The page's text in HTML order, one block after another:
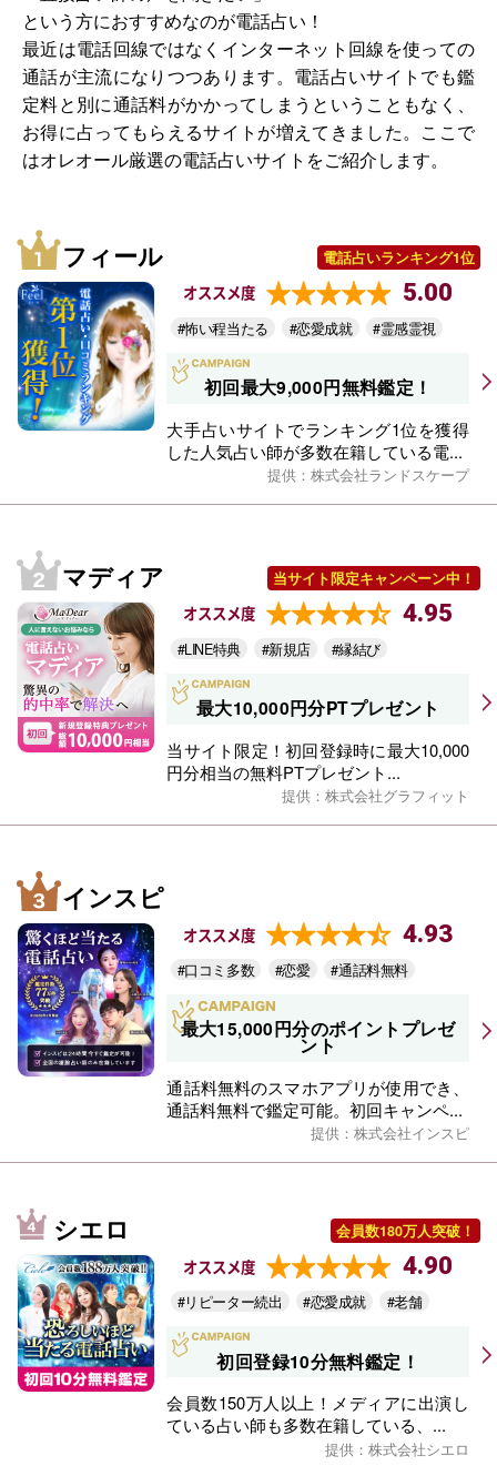
という方におすすめなのが電話占い！
最近は電話回線ではなくインターネット回線を使っての
通話が主流になりつつあります。電話占いサイトでも鑑
定料と別に通話料がかかってしまうということもなく、
お得に占ってもらえるサイトが増えてきました。ここで
はオレオール厳選の電話占いサイトをご紹介します。
フィール 電話占いランキング1位
オススメ度 5.00
#怖い程当たる #恋愛成就 #霊感霊視
初回最大9,000円無料鑑定！
大手占いサイトでランキング1位を獲得
した人気占い師が多数在籍している電...
提供：株式会社ランドスケープ
マディア 当サイト限定キャンペーン中！
オススメ度 4.95
#LINE特典 #新規店 #縁結び
最大10,000円分PTプレゼント
当サイト限定！初回登録時に最大10,000
円分相当の無料PTプレゼント...
提供：株式会社グラフィット
インスピ
オススメ度 4.93
#口コミ多数 #恋愛 #通話料無料
最大15,000円分のポイントプレゼ
ント
通話料無料のスマホアプリが使用でき、
通話料無料で鑑定可能。初回キャンペ...
提供：株式会社インスピ
シエロ 会員数180万人突破！
オススメ度 4.90
#リピーター続出 #恋愛成就 #老舗
初回登録10分無料鑑定！
会員数150万人以上！メディアに出演し
ている占い師も多数在籍している、...
提供：株式会社シエロ